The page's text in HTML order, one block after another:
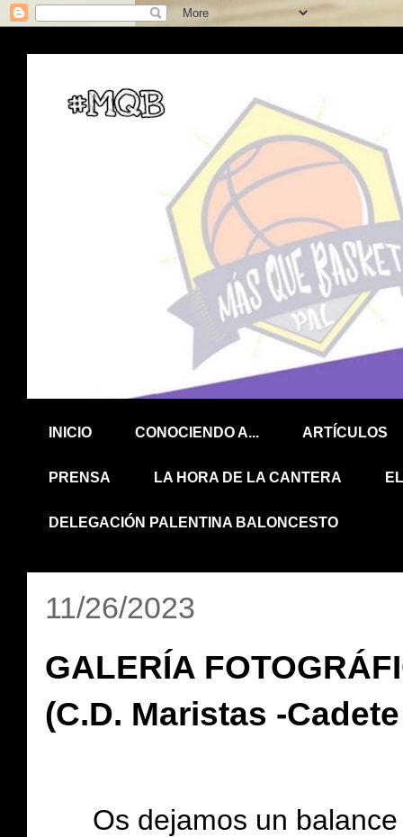
INICIO CONOCIENDO A... ARTÍCULOS
PRENSA LA HORA DE LA CANTERA
DELEGACIÓN PALENTINA BALONCESTO
11/26/2023
GALERÍA
(C.D. Maristas -
Os dejamos un